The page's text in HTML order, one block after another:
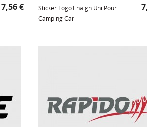
Prix
7,56 €
Sticker Logo Enalgh Uni Pour
Camping Car